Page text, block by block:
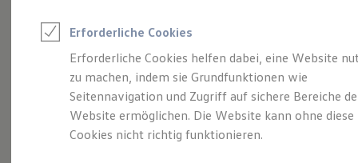
Saisonangebote
Leasing
Leasing-Angebote
Gebrauchtwagen Leasing
Junge Gebrauchtwagen-Leasing
Elektroauto Leasing
Kleinwagen-Leasing
Leasing ohne Anzahlung
Die ENERGY
Sondermodelle
Erforderliche Cookies
Erforderliche Cookies helfen dabei, eine Website
zu machen, indem sie Grundfunktionen wie
Seitennavigation und Zugriff auf sichere Bereiche
Website ermöglichen. Die Website kann ohne diese
Cookies nicht richtig funktionieren.